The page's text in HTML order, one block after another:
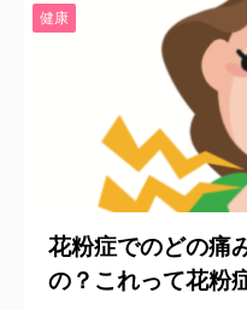
健康
花粉症でのどの痛
の？これって花粉